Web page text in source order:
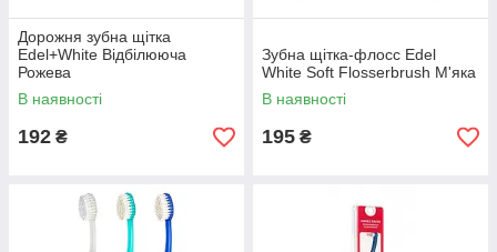
Дорожня зубна щітка
Edel+White Відбілююча
Рожева
В наявності
192 ₴
Зубна щітка-флосс Edel
White Soft Flosserbrush М'яка
В наявності
195 ₴